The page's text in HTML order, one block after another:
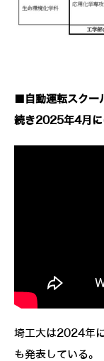
■自動運転スクー
続き2025年4月に
埼工大は2024年
も発表している。